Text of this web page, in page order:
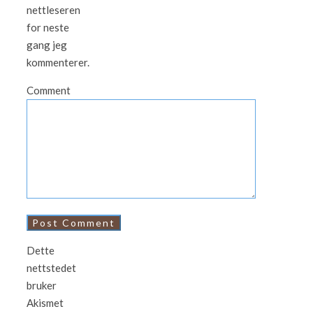
nettleseren
for neste
gang jeg
kommenterer.
Comment
Dette
nettstedet
bruker
Akismet